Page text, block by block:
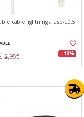
cable lightning a usb-c 0,5
2,95€ - 18%